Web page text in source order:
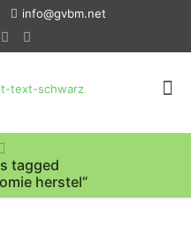
info@gvbm.net
tagged
herstel”